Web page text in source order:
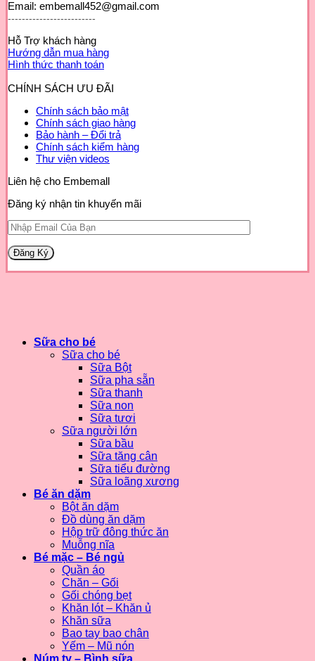
Email: embemall452@gmail.com
-------------------------
Hỗ Trợ khách hàng
Hướng dẫn mua hàng
Hình thức thanh toán
CHÍNH SÁCH ƯU ĐÃI
Chính sách bảo mật
Chính sách giao hàng
Bảo hành – Đổi trả
Chính sách kiểm hàng
Thư viện videos
Liên hệ cho Embemall
Đăng ký nhận tin khuyến mãi
Sữa cho bé
Sữa cho bé
Sữa Bột
Sữa pha sẵn
Sữa thanh
Sữa non
Sữa tươi
Sữa người lớn
Sữa bầu
Sữa tăng cân
Sữa tiểu đường
Sữa loãng xương
Bé ăn dặm
Bột ăn dặm
Đồ dùng ăn dặm
Hộp trữ đông thức ăn
Muỗng nĩa
Bé mặc – Bé ngủ
Quần áo
Chăn – Gối
Gối chóng bẹt
Khăn lót – Khăn ủ
Khăn sữa
Bao tay bao chân
Yếm – Mũ nón
Núm ty – Bình sữa